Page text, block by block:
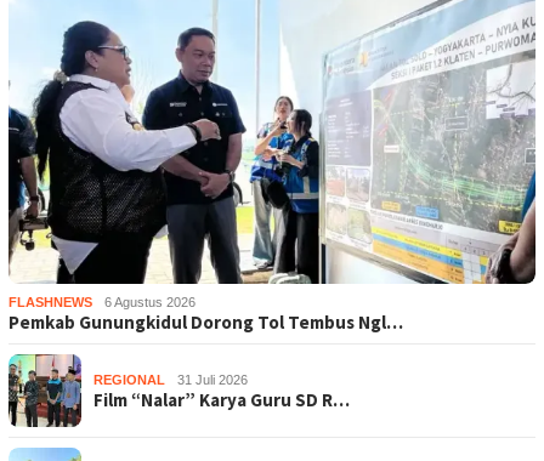
FLASHNEWS 6 Agustus 2026
Pemkab Gunungkidul Dorong Tol Tembus Ngl…
REGIONAL 31 Juli 2026
Film “Nalar” Karya Guru SD R…